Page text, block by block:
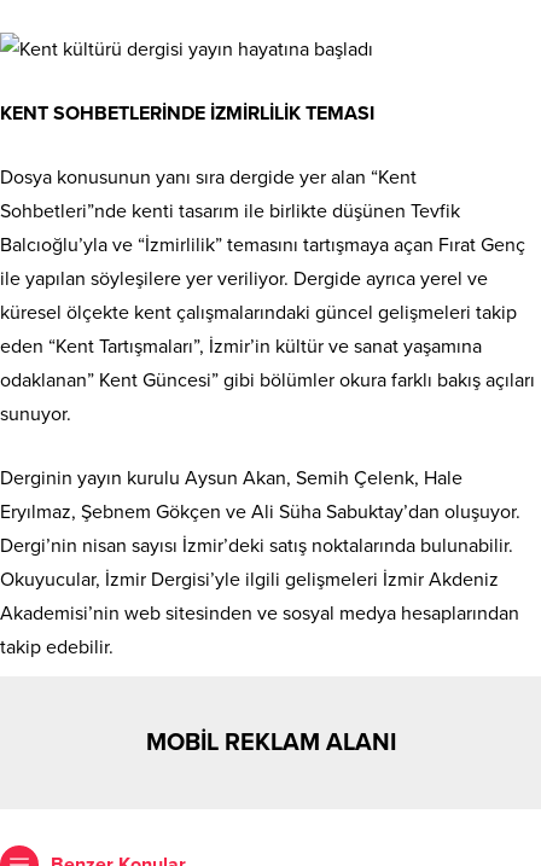
KENT SOHBETLERİNDE İZMİRLİLİK TEMASI
Dosya konusunun yanı sıra dergide yer alan “Kent
Sohbetleri”nde kenti tasarım ile birlikte düşünen Tevfik
Balcıoğlu’yla ve “İzmirlilik” temasını tartışmaya açan Fırat Genç
ile yapılan söyleşilere yer veriliyor. Dergide ayrıca yerel ve
küresel ölçekte kent çalışmalarındaki güncel gelişmeleri takip
eden “Kent Tartışmaları”, İzmir’in kültür ve sanat yaşamına
odaklanan” Kent Güncesi” gibi bölümler okura farklı bakış açıları
sunuyor.
Derginin yayın kurulu Aysun Akan, Semih Çelenk, Hale
Eryılmaz, Şebnem Gökçen ve Ali Süha Sabuktay’dan oluşuyor.
Dergi’nin nisan sayısı İzmir’deki satış noktalarında bulunabilir.
Okuyucular, İzmir Dergisi’yle ilgili gelişmeleri İzmir Akdeniz
Akademisi’nin web sitesinden ve sosyal medya hesaplarından
takip edebilir.
MOBİL REKLAM ALANI